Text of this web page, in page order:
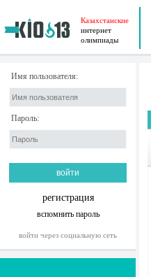
Казахстанские
интернет
олимпиады
Имя пользователя:
Пароль:
регистрация
вспомнить пароль
войти через социальную сеть